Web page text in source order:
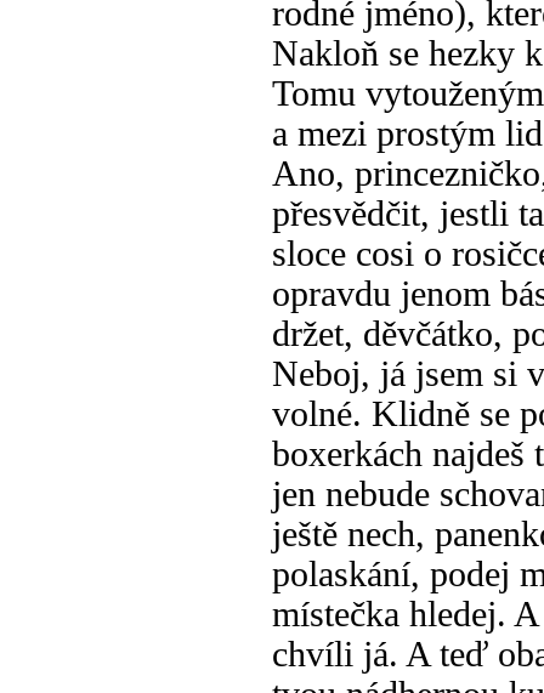
rodné jméno),
Nakloň se hezky
Tomu
a mezi prostým
Ano,
přesvědčit, jestli
sloce cosi o
opravdu jenom
držet, děvčátko,
Neboj, já jsem si
volné. Klidně se
boxerkách najdeš
jen nebude
ještě nech,
polaskání, podej
místečka hledej.
chvíli já. A teď